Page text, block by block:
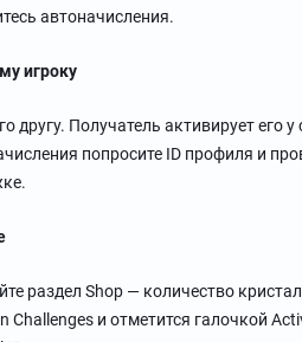
автоначисления.
игроку
другу. Получатель активирует его у
попросите ID профиля и
раздел Shop — количество
и отметится галочкой